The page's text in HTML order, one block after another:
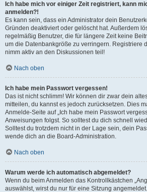
Ich habe mich vor einiger Zeit registriert, kann
anmelden?!
Es kann sein, dass ein Administrator dein
Gründen deaktiviert oder gelöscht hat. Außerdem
regelmäßig Benutzer, die für längere Zeit keine
um die Datenbankgröße zu verringern. Registriere
nimm aktiv an den Diskussionen teil!
Nach oben
Ich habe mein Passwort vergessen!
Das ist nicht schlimm! Wir können dir zwar dein
mitteilen, du kannst es jedoch zurücksetzen. Dies
Anmelde-Seite auf „Ich habe mein Passwort
Anweisungen folgst. So solltest du dich schnell
Solltest du trotzdem nicht in der Lage sein, dein
wende dich an die Board-Administration.
Nach oben
Warum werde ich automatisch abgemeldet?
Wenn du beim Anmelden das Kontrollkästchen
auswählst, wirst du nur für eine Sitzung